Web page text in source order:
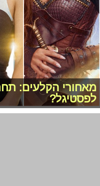
מאחורי הקלעים:
לפסטיגל?